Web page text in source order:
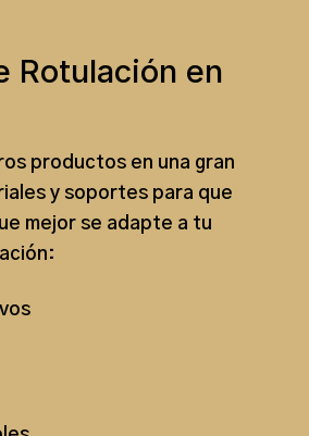
Rotulación en
productos en una gran
y soportes para que
mejor se adapte a tu
: